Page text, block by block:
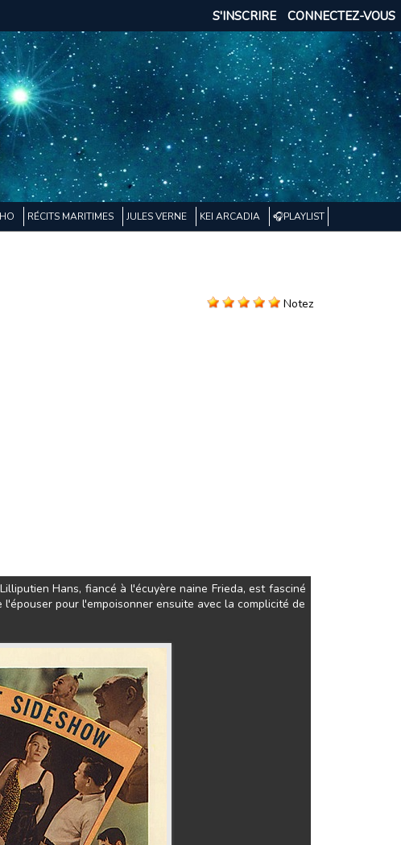
CONNECTEZ-VOUS
S'INSCRIRE
RÉCITS MARITIMES JULES VERNE KEI ARCADIA 🎧PLAYLIST
Notez
Hans, fiancé à l'écuyère naine Frieda, est fasciné
pour l'empoisonner ensuite avec la complicité de